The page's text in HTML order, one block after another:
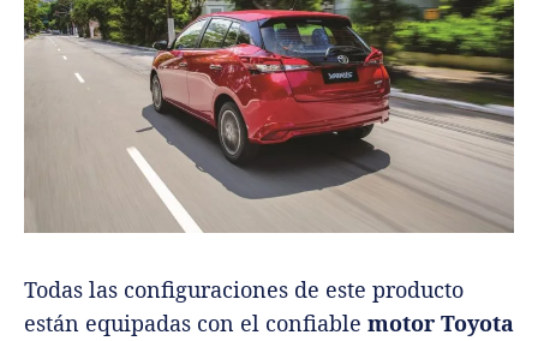
Todas las configuraciones de este producto
están equipadas con el confiable motor Toyota